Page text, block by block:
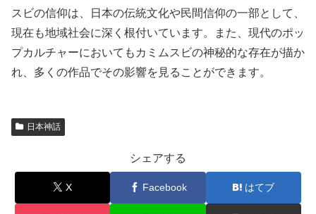
スビの信仰は、日本の伝統文化や民間信仰の一部として、
現在も地域社会に深く根付いています。また、現代のポッ
プカルチャーにおいてもカミムスビの神秘的な存在が描か
れ、多くの作品でその影響を見ることができます。
日本神話
シェアする
X Facebook はてブ